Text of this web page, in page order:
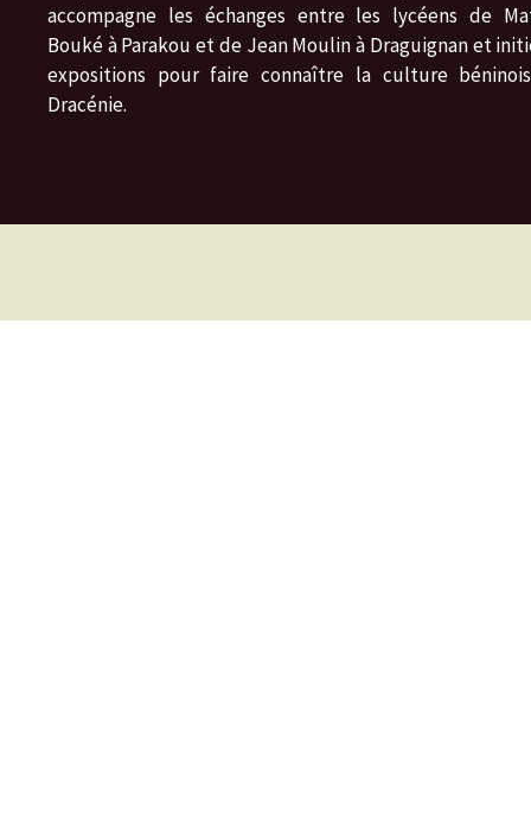
accompagne les échanges entre les lycéens de
Bouké à Parakou et de Jean Moulin à Draguignan et
expositions pour faire connaître la culture
Dracénie.